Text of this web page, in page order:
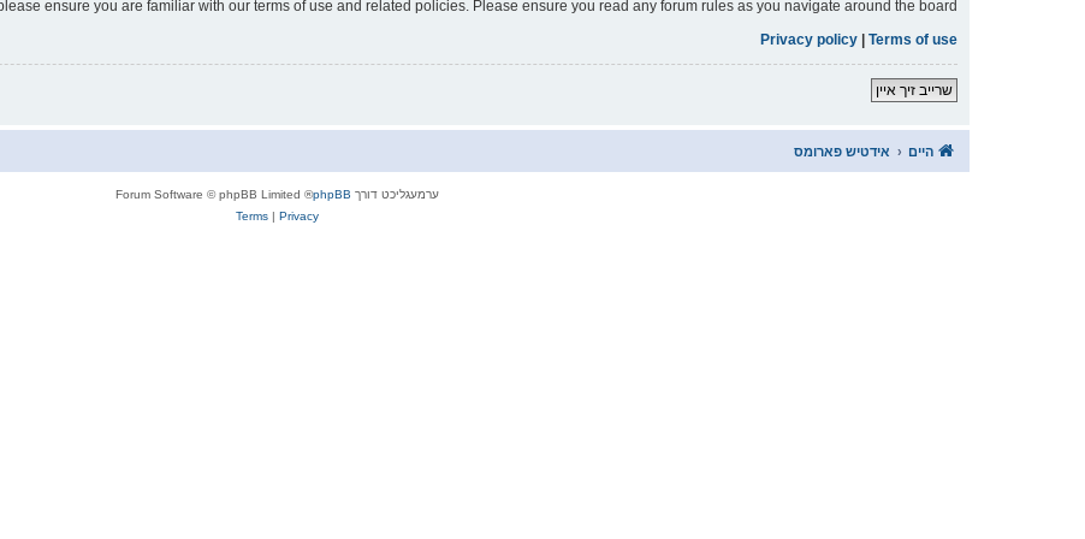
ensure you are familiar with our terms of use and related policies. Please ensure you read any forum rules as you navigate around the board.
Terms of use
|
Privacy policy
שרייב זיך איין
היים אידטיש פארומס
ערמעגליכט דורך phpBB
® Forum Software © phpBB Limited
Privacy
|
Terms